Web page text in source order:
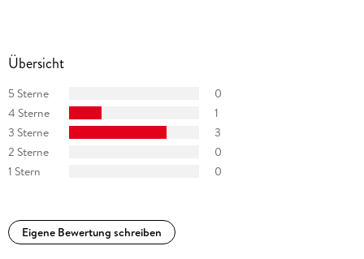
Übersicht
5 Sterne
0
4 Sterne
1
3 Sterne
3
2 Sterne
0
1 Stern
0
Eigene Bewertung schreiben